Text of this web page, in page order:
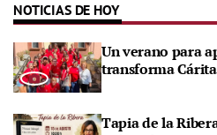
NOTICIAS DE HOY
Un verano para
transforma
Tapia de la